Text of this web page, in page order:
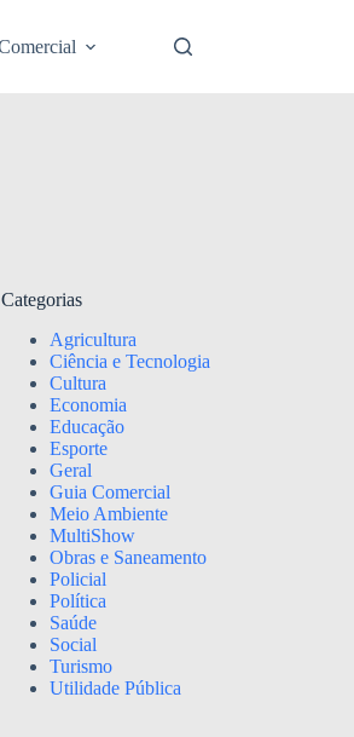
Categorias
Agricultura
Ciência e Tecnologia
Cultura
Economia
Educação
Esporte
Geral
Guia Comercial
Meio Ambiente
MultiShow
Obras e Saneamento
Policial
Política
Saúde
Social
Turismo
Utilidade Pública